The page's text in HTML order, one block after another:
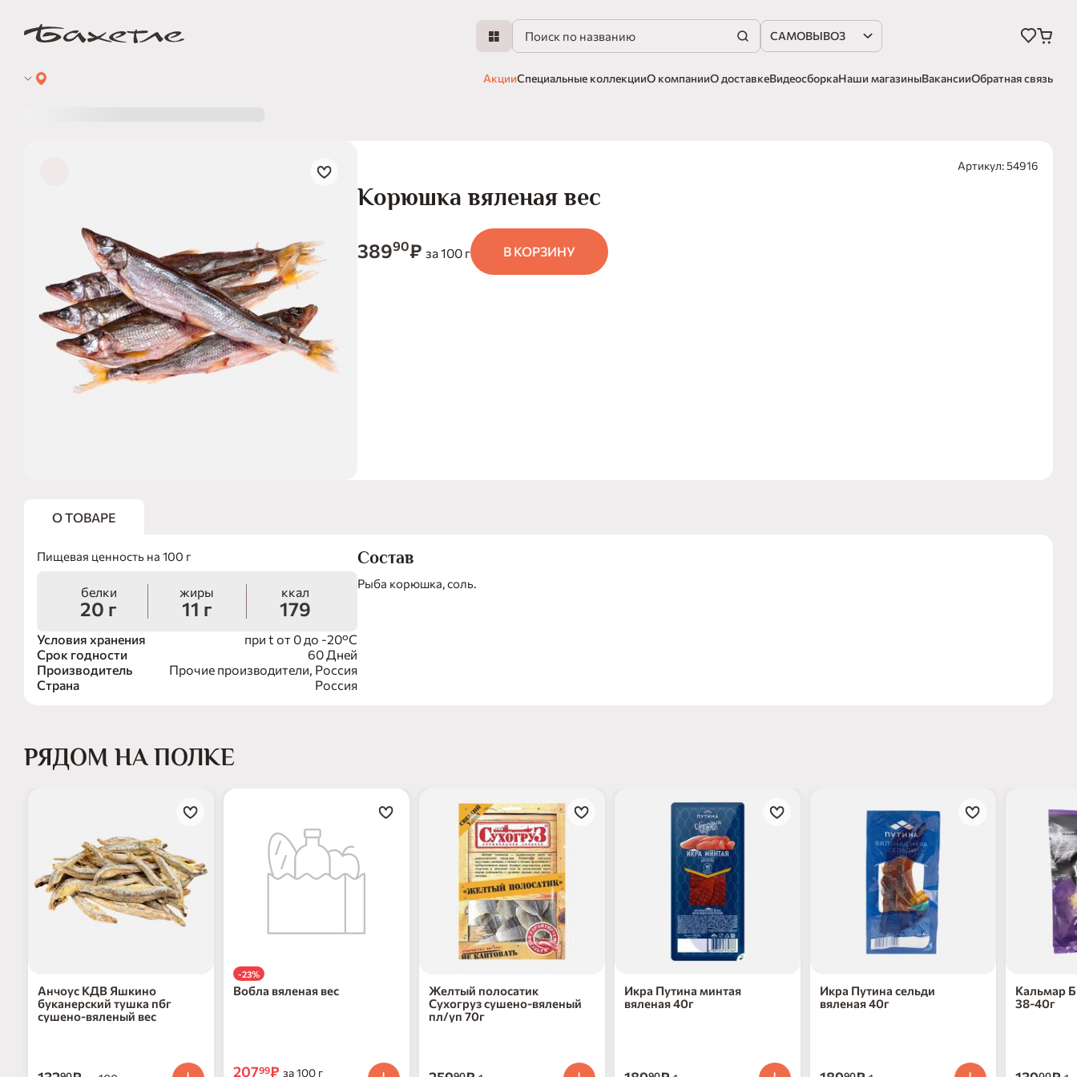
САМОВЫВОЗ
АкцииСпециальные коллекцииО компанииО доставкеВидеосборкаНаши магазиныВакансииОбратная связь
Корюшка вяленая вес
38990₽ за 100 г В КОРЗИНУ
Артикул: 54916
О ТОВАРЕ
Пищевая ценность на 100 г
белки
20 г
жиры
11 г
ккал
179
Условия хранения
при t от 0 до -20°С
Срок годности
60 Дней
Производитель
Прочие производители, Россия
Страна
Россия
Состав
Рыба корюшка, соль.
РЯДОМ НА ПОЛКЕ
Анчоус КДВ Яшкино
буканерский тушка пбг
сушено-вяленый вес
-23%
Вобла вяленая вес
20799₽ за 100 г
Желтый полосатик
Сухогруз сушено-вяленый
пл/уп 70г
Икра Путина минтая
вяленая 40г
Икра Путина сельди
вяленая 40г
Кальмар
38-40г